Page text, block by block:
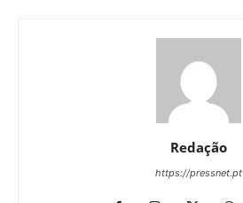
Redação
https://pressnet.pt